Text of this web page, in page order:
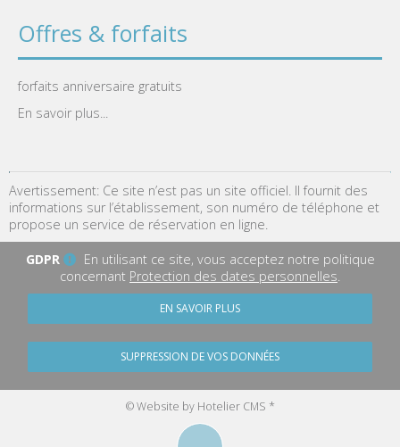
Offres & forfaits
forfaits anniversaire gratuits
En savoir plus...
Avertissement: Ce site n’est pas un site officiel. Il fournit des
informations sur l’établissement, son numéro de téléphone et
propose un service de réservation en ligne.
GDPR
En utilisant ce site, vous acceptez notre politique
concernant Protection des dates personnelles.
EN SAVOIR PLUS
SUPPRESSION DE VOS DONNÉES
© Website by Hotelier CMS *